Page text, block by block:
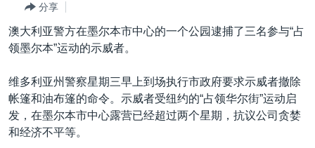
转
到
航
跳
转
到
国际
最新国际新闻
中东
欧洲
非洲
分类新闻
人权·法律·宗教
科教·文娱·体健
军事
热点专题
白宫要闻
国会报道
VOA视频
VOA今日焦点
分享
澳大利亚警方在墨尔本市中心的一个公园逮捕了三名参与“占
领墨尔本”运动的示威者。
维多利亚州警察星期三早上到场执行市政府要求示威者撤除
帐篷和油布篷的命令。示威者受纽约的“占领华尔街”运动启
发，在墨尔本市中心露营已经超过两个星期，抗议公司贪婪
和经济不平等。